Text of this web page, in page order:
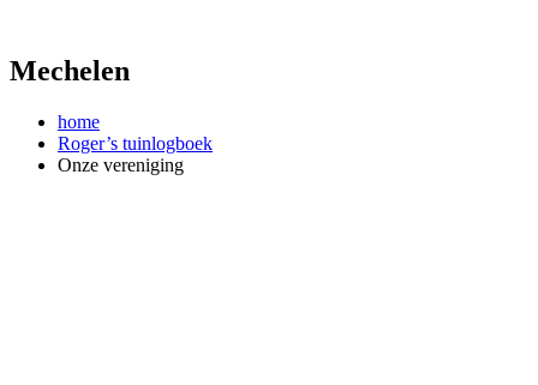
de
inhoud
Mechelen
home
Roger’s tuinlogboek
Onze vereniging